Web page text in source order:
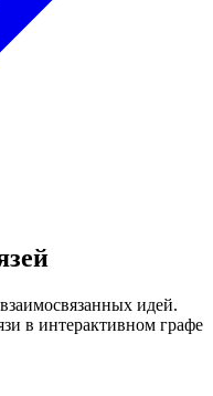
идей.
в интерактивном графе